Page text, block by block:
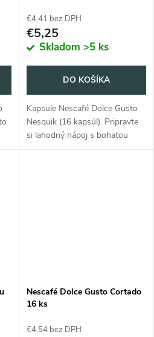
€4,41 bez DPH
€5,25
Skladom >5 ks
DO KOŠÍKA
Kapsule Nescafé Dolce Gusto
Nesquik (16 kapsúl). Pripravte
si lahodný nápoj s bohatou
čokoládovou chuťou vo vlastnej
Nescafé Dolce Gusto Cortado
16 ks
€4,54 bez DPH